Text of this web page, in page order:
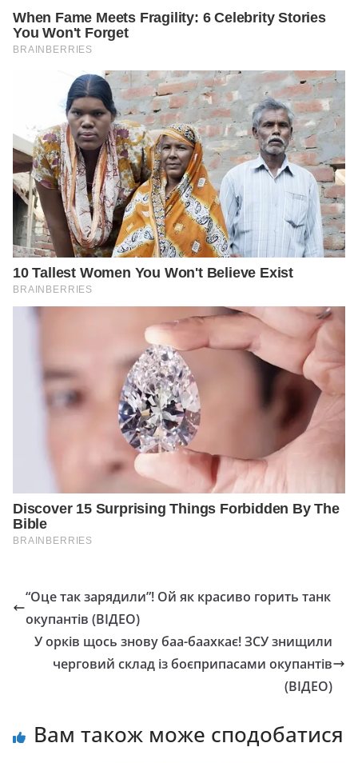
“Оце так зарядили”! Ой як красиво горить танк
окупантів (ВІДЕО)
У орків щось знову баа-баахкає! ЗСУ знищили
черговий склад із боєприпасами окупантів
(ВІДЕО)
Вам також може сподобатися